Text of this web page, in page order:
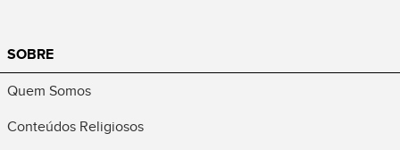
SOBRE
Quem Somos
Conteúdos Religiosos